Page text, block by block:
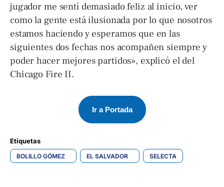
jugador me sentí demasiado feliz al inicio, ver
como la gente está ilusionada por lo que nosotros
estamos haciendo y esperamos que en las
siguientes dos fechas nos acompañen siempre y
poder hacer mejores partidos», explicó el del
Chicago Fire II.
Ir a Portada
Etiquetas
BOLILLO GÓMEZ EL SALVADOR SELECTA